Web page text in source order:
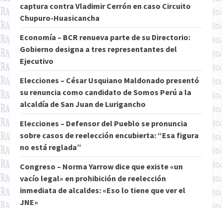
captura contra Vladimir Cerrón en caso Circuito
Chupuro-Huasicancha
Economía – BCR renueva parte de su Directorio:
Gobierno designa a tres representantes del
Ejecutivo
Elecciones – César Usquiano Maldonado presentó
su renuncia como candidato de Somos Perú a la
alcaldía de San Juan de Lurigancho
Elecciones – Defensor del Pueblo se pronuncia
sobre casos de reelección encubierta: “Esa figura
no está reglada”
Congreso – Norma Yarrow dice que existe «un
vacío legal» en prohibición de reelección
inmediata de alcaldes: «Eso lo tiene que ver el
JNE»